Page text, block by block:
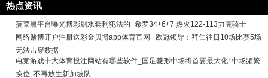
热点资讯
菠菜黑平台曝光博彩刷水套利犯法的_希罗34+6+7 热火122-113力克骑士
网络赌博开户注册送彩金贝博app体育官网 | 欧冠领导：拜仁往日10场比赛5场
无法击穿数据
电竞游戏十大体育投注网站有哪些软件_国足菱形中场将首要最大化! 中场频繁
换位, 不再放生新加坡队